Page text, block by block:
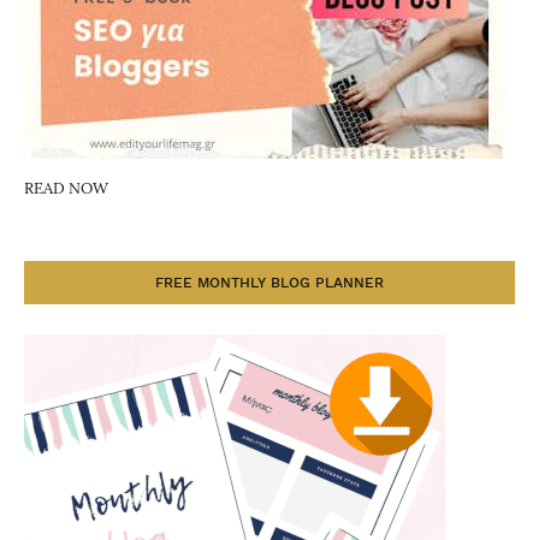
READ NOW
FREE MONTHLY BLOG PLANNER